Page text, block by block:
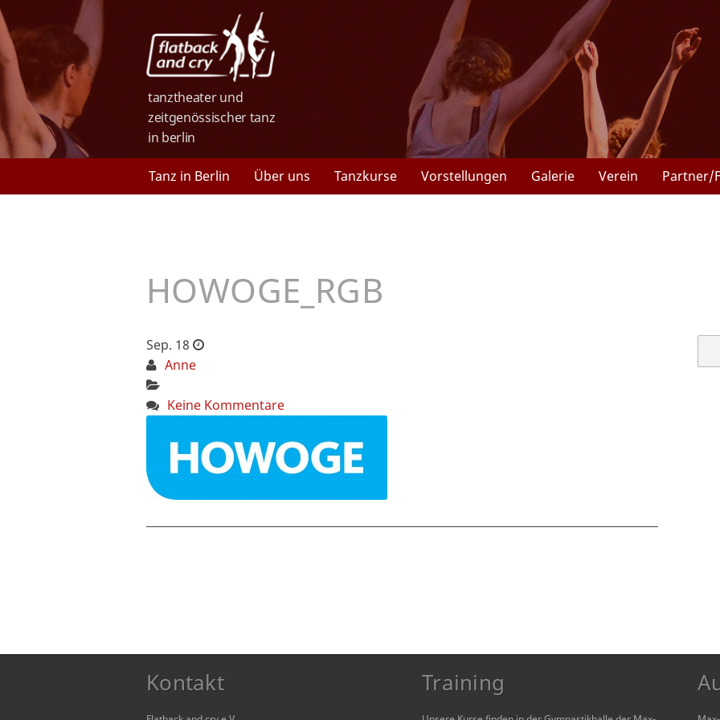
tanztheater und
zeitgenössischer tanz
in berlin
Tanz in Berlin Über uns Tanzkurse Vorstellungen Galerie Verein Partner/
HOWOGE_RGB
Sep. 18
Anne
Keine Kommentare
Kontakt Training